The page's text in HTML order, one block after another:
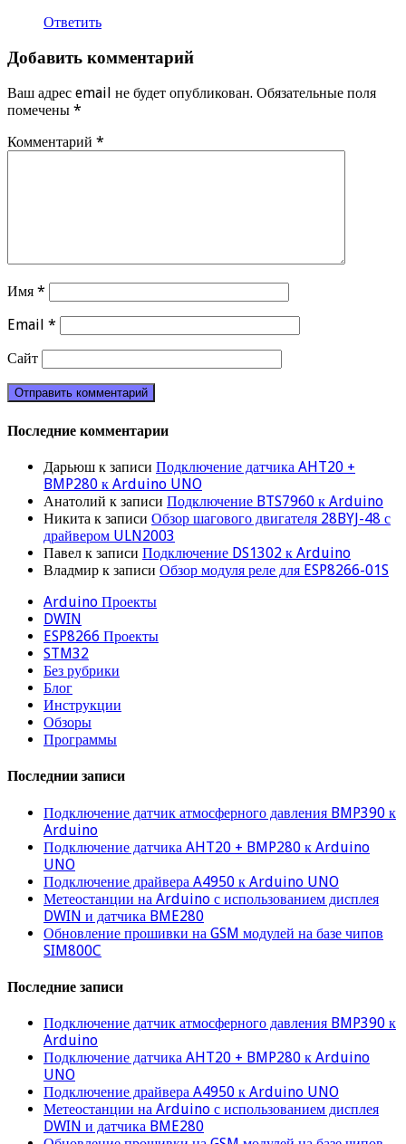
Ответить
Добавить комментарий
Ваш адрес email не будет опубликован. Обязательные поля
помечены *
Комментарий *
Имя *
Email *
Сайт
Последние комментарии
Дарьюш к записи Подключение датчика AHT20 +
BMP280 к Arduino UNO
Анатолий к записи Подключение BTS7960 к Arduino
Никита к записи Обзор шагового двигателя 28BYJ-48 с
драйвером ULN2003
Павел к записи Подключение DS1302 к Arduino
Владмир к записи Обзор модуля реле для ESP8266-01S
Arduino Проекты
DWIN
ESP8266 Проекты
STM32
Без рубрики
Блог
Инструкции
Обзоры
Программы
Последнии записи
Подключение датчик атмосферного давления BMP390 к
Arduino
Подключение датчика AHT20 + BMP280 к Arduino
UNO
Подключение драйвера A4950 к Arduino UNO
Метеостанции на Arduino с использованием дисплея
DWIN и датчика BME280
Обновление прошивки на GSM модулей на базе чипов
SIM800C
Последние записи
Подключение датчик атмосферного давления BMP390 к
Arduino
Подключение датчика AHT20 + BMP280 к Arduino
UNO
Подключение драйвера A4950 к Arduino UNO
Метеостанции на Arduino с использованием дисплея
DWIN и датчика BME280